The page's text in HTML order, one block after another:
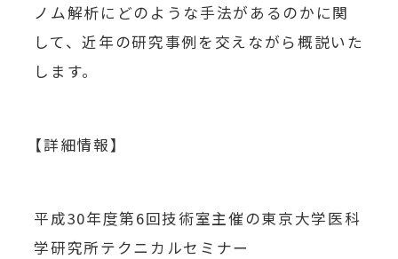
ノム解析にどのような手法があるのかに関
して、近年の研究事例を交えながら概説いた
します。
【詳細情報】
平成30年度第6回技術室主催の東京大学医科
学研究所テクニカルセミナー